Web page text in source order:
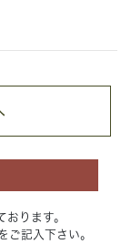
ります。
ご記入下さい。